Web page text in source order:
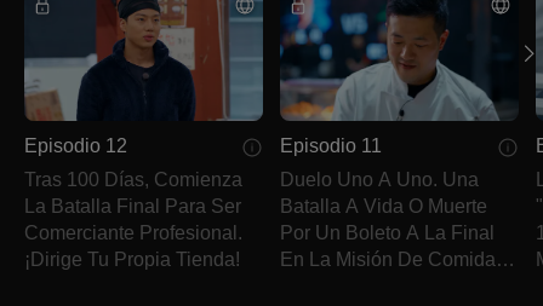
Episodio 12
Tras 100 Días, Comienza
La Batalla Final Para Ser
Comerciante Profesional.
¡Dirige Tu Propia Tienda!
Episodio 11
Duelo Uno A Uno. Una
Batalla A Vida O Muerte
Por Un Boleto A La Final
En La Misión De Comida